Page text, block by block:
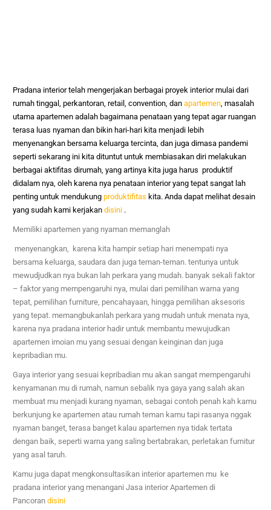
Pradana interior telah mengerjakan berbagai proyek interior mulai dari
rumah tinggal, perkantoran, retail, convention, danapartemen, masalah
utama apartemen adalah bagaimana penataan yang tepat agar ruangan
terasa luas nyaman dan bikin hari-hari kita menjadi lebih
menyenangkan bersama keluarga tercinta, dan juga dimasa pandemi
seperti sekarang ini kita dituntut untuk membiasakan diri melakukan
berbagai aktifitas dirumah, yang artinya kita juga harus produktif
didalam nya, oleh karena nya penataan interior yang tepat sangat lah
penting untuk mendukungproduktifitas kita. Anda dapat melihat desain
yang sudah kami kerjakandisini .
Memiliki apartemen yang nyaman memanglah
menyenangkan, karena kita hampir setiap hari menempati nya
bersama keluarga, saudara dan juga teman-teman. tentunya untuk
mewudjudkan nya bukan lah perkara yang mudah. banyak sekali faktor
– faktor yang mempengaruhi nya, mulai dari pemilihan warna yang
tepat, pemilihan furniture, pencahayaan, hingga pemilihan aksesoris
yang tepat. memangbukanlah perkara yang mudah untuk menata nya,
karena nya pradana interior hadir untuk membantu mewujudkan
apartemen imoian mu yang sesuai dengan keinginan dan juga
kepribadian mu.
Gaya interior yang sesuai kepribadian mu akan sangat mempengaruhi
kenyamanan mu di rumah, namun sebalik nya gaya yang salah akan
membuat mu menjadi kurang nyaman, sebagai contoh penah kah kamu
berkunjung ke apartemen atau rumah teman kamu tapi rasanya nggak
nyaman banget, terasa banget kalau apartemen nya tidak tertata
dengan baik, seperti warna yang saling bertabrakan, perletakan furnitur
yang asal taruh.
Kamu juga dapat mengkonsultasikan interior apartemen mu ke
pradana interior yang menanganiJasa interiorApartemen di
Pancoran disini